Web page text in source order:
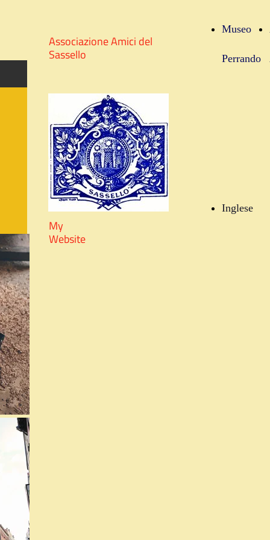
Museo
Perrando
Associazione Amici del
Sassello
Inglese
My
Website